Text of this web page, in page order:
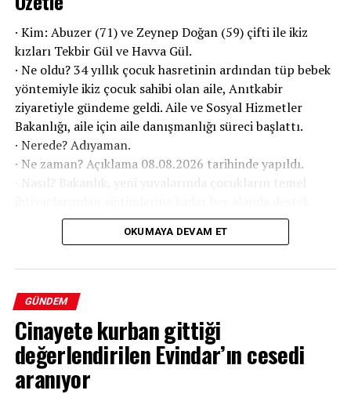
· Kim: Abuzer (71) ve Zeynep Doğan (59) çifti ile ikiz
kızları Tekbir Gül ve Havva Gül.
· Ne oldu? 34 yıllık çocuk hasretinin ardından tüp bebek
yöntemiyle ikiz çocuk sahibi olan aile, Anıtkabir
ziyaretiyle gündeme geldi. Aile ve Sosyal Hizmetler
Bakanlığı, aile için aile danışmanlığı süreci başlattı.
· Nerede? Adıyaman.
· Ne zaman? Açıklama 08.08.2026 tarihinde yapıldı.
· Nasıl? Bakanlık, yeni yuvalarında çocukların temel
sağlayacak.
OKUMAYA DEVAM ET
GÜNDEM
Cinayete kurban gittiği
değerlendirilen Evindar’ın cesedi
aranıyor